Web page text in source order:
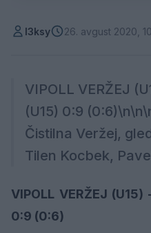
l3ksy 26. avgust 2020,
VIPOLL VERŽEJ
(U15) 0:9
Čistilna Veržej,
Tilen Kocbek,
VIPOLL VERŽEJ (U15)
0:9 (0:6)